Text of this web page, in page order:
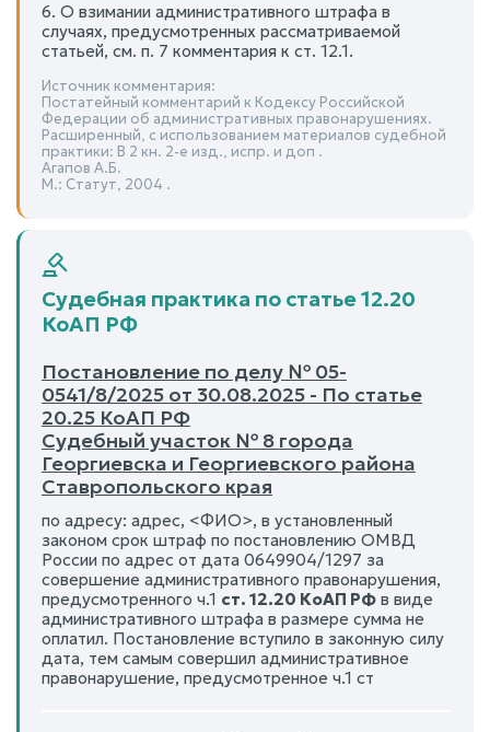
6. О взимании административного штрафа в
случаях, предусмотренных рассматриваемой
статьей, см. п. 7 комментария к ст. 12.1.
Источник комментария:
Постатейный комментарий к Кодексу Российской
Федерации об административных правонарушениях.
Расширенный, с использованием материалов судебной
практики: В 2 кн. 2-е изд., испр. и доп .
Агапов А.Б.
М.: Статут, 2004 .
Судебная практика по статье 12.20
КоАП РФ
Постановление по делу № 05-
0541/8/2025 от 30.08.2025 - По статье
20.25 КоАП РФ
Судебный участок № 8 города
Георгиевска и Георгиевского района
Ставропольского края
по адресу: адрес, <ФИО>, в установленный
законом срок штраф по постановлению ОМВД
России по адрес от дата 0649904/1297 за
совершение административного правонарушения,
предусмотренного ч.1 ст. 12.20 КоАП РФ в виде
административного штрафа в размере сумма не
оплатил. Постановление вступило в законную силу
дата, тем самым совершил административное
правонарушение, предусмотренное ч.1 ст